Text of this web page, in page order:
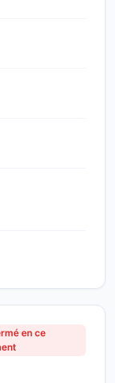
en ce